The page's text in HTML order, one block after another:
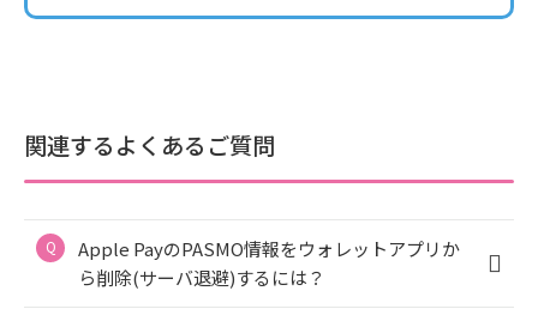
関連するよくあるご質問
Apple PayのPASMO情報をウォレットアプリか
ら削除(サーバ退避)するには？